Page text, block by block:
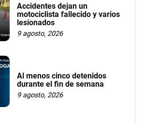
Accidentes dejan un
motociclista fallecido y varios
lesionados
9 agosto, 2026
Al menos cinco detenidos
durante el fin de semana
9 agosto, 2026